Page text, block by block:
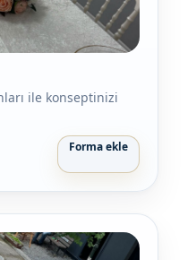
ile konseptinizi
Forma ekle